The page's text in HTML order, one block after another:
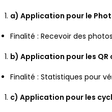
a) Application pour le
Finalité : Recevoir des
b) Application pour les QR
Finalité : Statistiques pour
c) Application pour les